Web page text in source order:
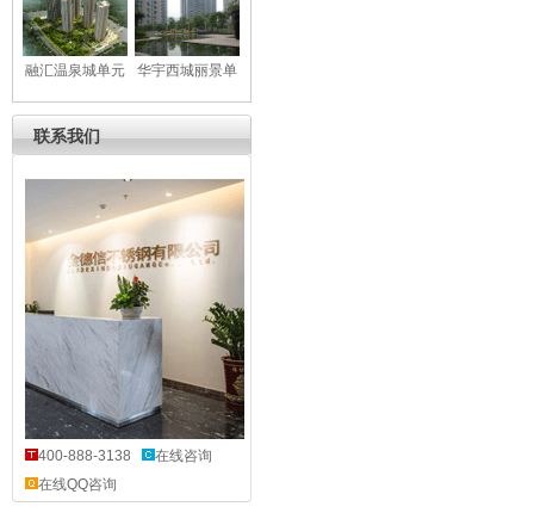
融汇温泉城单元
门
华宇西城丽景单
元门
联系我们
400-888-3138
在线咨询
在线QQ咨询